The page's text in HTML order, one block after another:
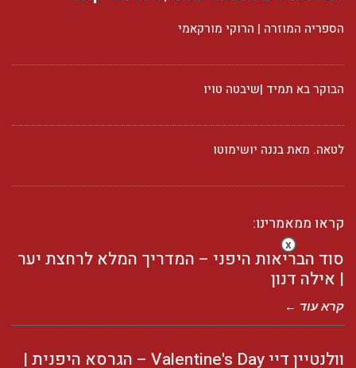
הספריה המוזרה | הרוקי מורקאמי
הבוקר בא תמיד |שיבטה טויו
לטאה. מאת בננה יושימוטו
קראו ממאמרינו:
סוד הבריאות היפני – המדריך המלא לרחצת יער
| אילה דנון
קרא עוד ←
וולנטיין דיי Valentine's Day – הגרסא היפנית |
x